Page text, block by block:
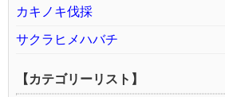
カキノキ伐採
サクラヒメハバチ
【カテゴリーリスト】